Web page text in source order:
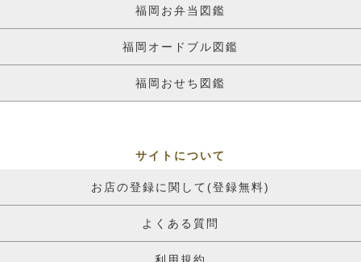
福岡お弁当図鑑
福岡オードブル図鑑
福岡おせち図鑑
サイトについて
お店の登録に関して(登録無料)
よくある質問